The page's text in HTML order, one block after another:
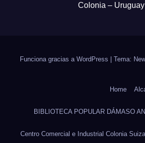
Colonia – Uruguay
Funciona gracias a WordPress Tema:
Home
BIBLIOTECA POPULAR DÁMASO
Centro Comercial e Industrial Colonia Suiza